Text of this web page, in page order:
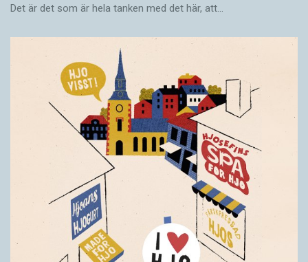
Det är det som är hela tanken med det här, att…